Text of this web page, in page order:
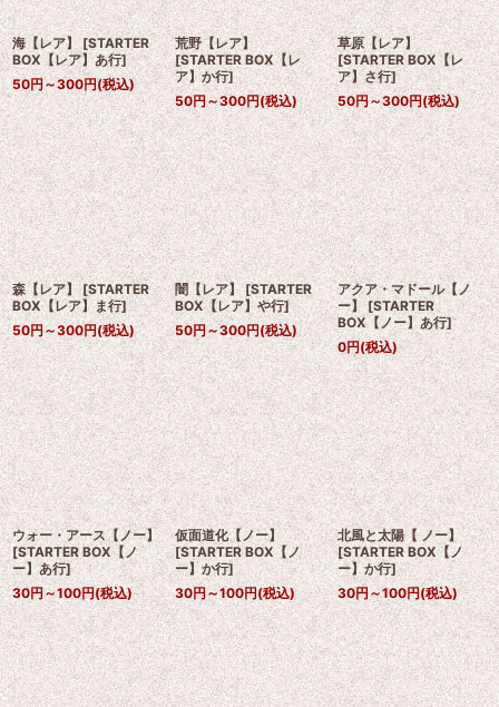
海【レア】 [STARTER
BOX【レア】あ行]
50円～300円(税込)
荒野【レア】
[STARTER BOX【レ
ア】か行]
50円～300円(税込)
草原【レア】
[STARTER BOX【レ
ア】さ行]
50円～300円(税込)
森【レア】 [STARTER
BOX【レア】ま行]
50円～300円(税込)
闇【レア】 [STARTER
BOX【レア】や行]
50円～300円(税込)
アクア・マドール【ノ
ー】 [STARTER
BOX【ノー】あ行]
0円(税込)
ウォー・アース【ノー】
[STARTER BOX【ノ
ー】あ行]
30円～100円(税込)
仮面道化【ノー】
[STARTER BOX【ノ
ー】か行]
30円～100円(税込)
北風と太陽【 ノー】
[STARTER BOX【ノ
ー】か行]
30円 ～100円(税込)